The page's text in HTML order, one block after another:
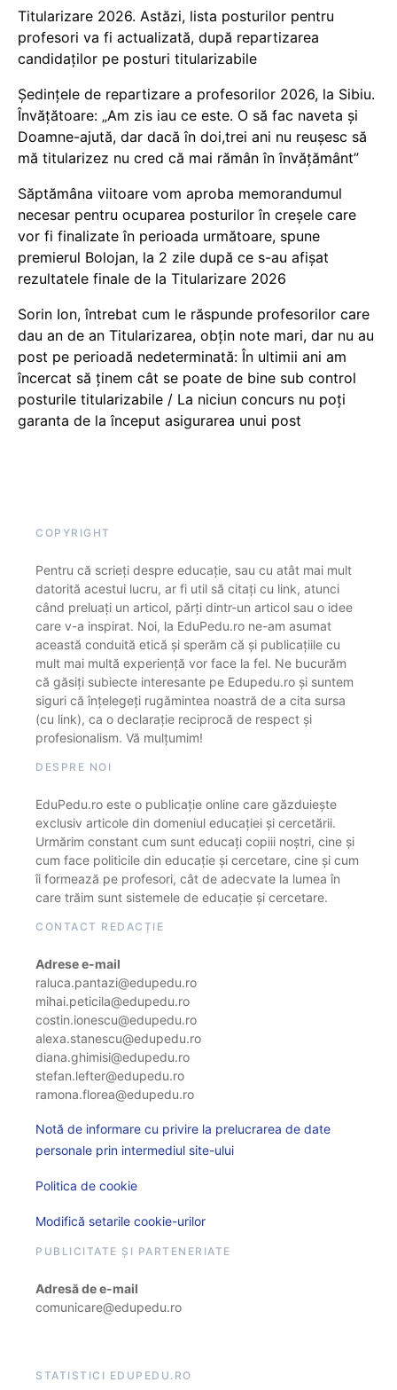
Titularizare 2026. Astăzi, lista posturilor pentru
profesori va fi actualizată, după repartizarea
candidaților pe posturi titularizabile
Ședințele de repartizare a profesorilor 2026, la Sibiu.
Învățătoare: „Am zis iau ce este. O să fac naveta și
Doamne-ajută, dar dacă în doi,trei ani nu reușesc să
mă titularizez nu cred că mai rămân în învățământ”
Săptămâna viitoare vom aproba memorandumul
necesar pentru ocuparea posturilor în creșele care
vor fi finalizate în perioada următoare, spune
premierul Bolojan, la 2 zile după ce s-au afișat
rezultatele finale de la Titularizare 2026
Sorin Ion, întrebat cum le răspunde profesorilor care
dau an de an Titularizarea, obțin note mari, dar nu au
post pe perioadă nedeterminată: În ultimii ani am
încercat să ținem cât se poate de bine sub control
posturile titularizabile / La niciun concurs nu poți
garanta de la început asigurarea unui post
COPYRIGHT
Pentru că scrieți despre educație, sau cu atât mai mult
datorită acestui lucru, ar fi util să citați cu link, atunci
când preluați un articol, părți dintr-un articol sau o idee
care v-a inspirat. Noi, la EduPedu.ro ne-am asumat
această conduită etică și sperăm că și publicațiile cu
mult mai multă experiență vor face la fel. Ne bucurăm
că găsiți subiecte interesante pe Edupedu.ro și suntem
siguri că înțelegeți rugămintea noastră de a cita sursa
(cu link), ca o declarație reciprocă de respect și
profesionalism. Vă mulțumim!
DESPRE NOI
EduPedu.ro este o publicație online care găzduiește
exclusiv articole din domeniul educației și cercetării.
Urmărim constant cum sunt educați copiii noștri, cine și
cum face politicile din educație și cercetare, cine și cum
îi formează pe profesori, cât de adecvate la lumea în
care trăim sunt sistemele de educație și cercetare.
CONTACT REDACȚIE
Adrese e-mail
raluca.pantazi@edupedu.ro
mihai.peticila@edupedu.ro
costin.ionescu@edupedu.ro
alexa.stanescu@edupedu.ro
diana.ghimisi@edupedu.ro
stefan.lefter@edupedu.ro
ramona.florea@edupedu.ro
Notă de informare cu privire la prelucrarea de date
personale prin intermediul site-ului
Politica de cookie
Modifică setarile cookie-urilor
PUBLICITATE ȘI PARTENERIATE
Adresă de e-mail
comunicare@edupedu.ro
STATISTICI EDUPEDU.RO